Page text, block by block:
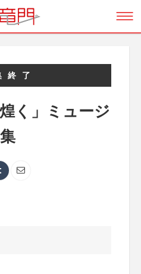
終了
く」ミュージ